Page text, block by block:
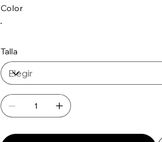
Color
Talla